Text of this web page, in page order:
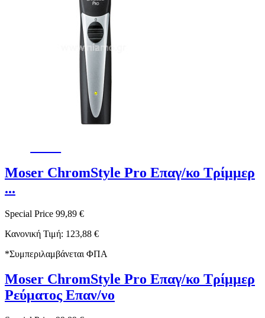
Moser ChromStyle Pro Επαγ/κο Τρίμμερ
...
Special Price 99,89 €
Κανονική Τιμή: 123,88 €
*Συμπεριλαμβάνεται ΦΠΑ
Moser ChromStyle Pro Επαγ/κο Τρίμμερ
Ρεύματος Επαν/νο